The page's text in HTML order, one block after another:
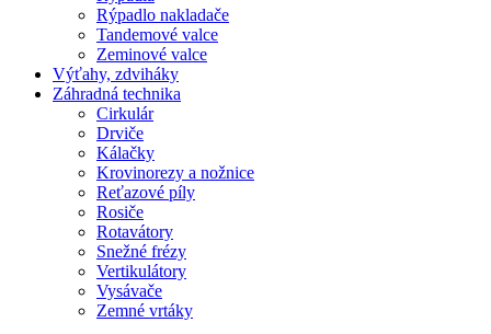
Rýpadlo nakladače
Tandemové valce
Zeminové valce
Výťahy, zdviháky
Záhradná technika
Cirkulár
Drviče
Kálačky
Krovinorezy a nožnice
Reťazové píly
Rosiče
Rotavátory
Snežné frézy
Vertikulátory
Vysávače
Zemné vrtáky